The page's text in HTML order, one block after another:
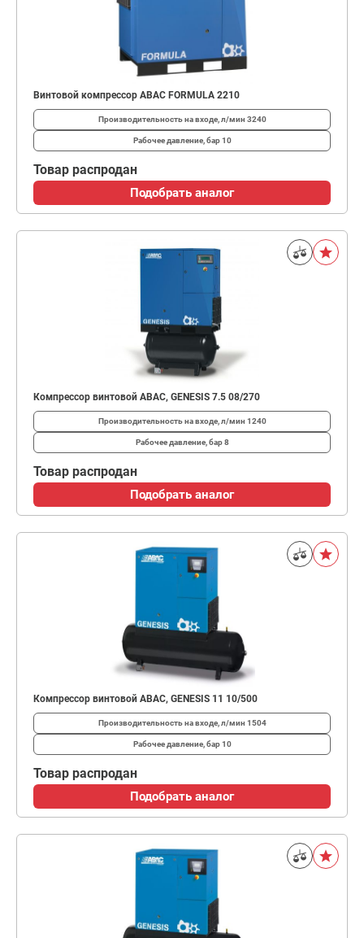
Винтовой компрессор ABAC FORMULA 2210
Производительность на входе, л/мин 3240
Рабочее давление, бар10
Товар распродан
Подобрать аналог
Компрессор винтовой ABAC, GENESIS 7.5 08/270
Производительность на входе, л/мин 1240
Рабочее давление, бар8
Товар распродан
Подобрать аналог
Компрессор винтовой ABAC, GENESIS 11 10/500
Производительность на входе, л/мин 1504
Рабочее давление, бар10
Товар распродан
Подобрать аналог